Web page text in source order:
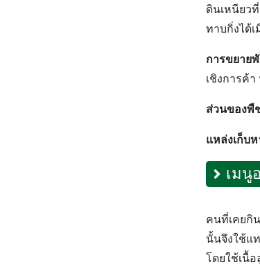
ดินเหนียว
ทาบกิ่งได้
การขยาย
เชิงการค้
ส่วนของพื
แหล่งเก็บห
เมนู
คนที่เคยกิ
นั้นจึงใช้แ
โดยใช้เนื้